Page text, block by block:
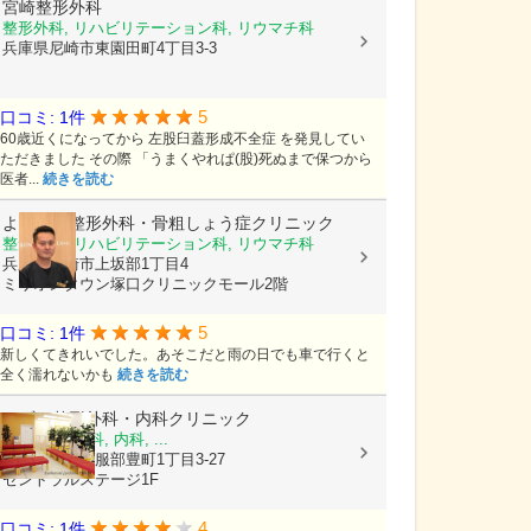
宮崎整形外科
整形外科, リハビリテーション科, リウマチ科
兵庫県尼崎市東園田町4丁目3-3
口コミ: 1件 5
60歳近くになってから 左股臼蓋形成不全症 を発見してい
ただきました その際 「うまくやれぱ(股)死ぬまで保つから
医者... 続きを読む
よしむら整形外科・骨粗しょう症クリニック
整形外科, リハビリテーション科, リウマチ科
兵庫県尼崎市上坂部1丁目4
ミリオンタウン塚口クリニックモール2階
口コミ: 1件 5
新しくてきれいでした。あそこだと雨の日でも車で行くと
全く濡れないかも 続きを読む
みずの整形外科・内科クリニック
整形外科, 外科, 内科, ...
大阪府豊中市服部豊町1丁目3-27
セントラルステージ1F